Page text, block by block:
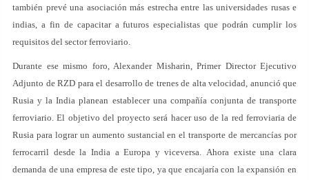
también prevé una asociación más estrecha entre las universidades rusas e
indias, a fin de capacitar a futuros especialistas que podrán cumplir los
requisitos del sector ferroviario.
Durante ese mismo foro, Alexander Misharin, Primer Director Ejecutivo
Adjunto de RZD para el desarrollo de trenes de alta velocidad, anunció que
Rusia y la India planean establecer una compañía conjunta de transporte
ferroviario. El objetivo del proyecto será hacer uso de la red ferroviaria de
Rusia para lograr un aumento sustancial en el transporte de mercancías por
ferrocarril desde la India a Europa y viceversa. Ahora existe una clara
demanda de una empresa de este tipo, ya que encajaría con la expansión en